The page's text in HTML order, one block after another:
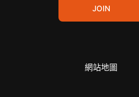
l
JOIN
網站地圖